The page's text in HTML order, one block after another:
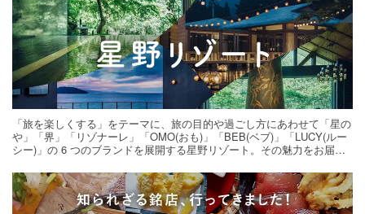
「旅を楽しくする」をテーマに、旅の目的や過ごし方にあわせて「星の
や」「界」「リゾナーレ」「OMO(おも)」「BEB(ベブ)」「LUCY(ルー
シー)」の 6 つのブランドを展開する星野リゾート。その魅力をお届け